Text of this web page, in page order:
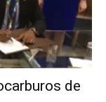
de